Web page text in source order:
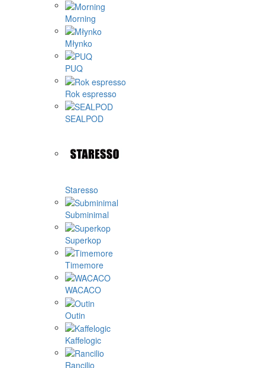
Morning
Młynko
PUQ
Rok espresso
SEALPOD
Staresso
Subminimal
Superkop
Timemore
WACACO
Outin
Kaffelogic
Rancilio